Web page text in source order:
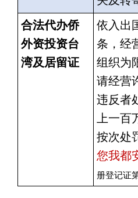
合法代办侨
外资投资台
湾及居留证
依入出
条，经
组织为
请经营
违反者
上一百
按次处
您我都
册登记证